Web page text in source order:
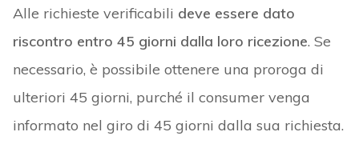
Alle richieste verificabili deve essere dato
riscontro entro 45 giorni dalla loro ricezione. Se
necessario, è possibile ottenere una proroga di
ulteriori 45 giorni, purché il consumer venga
informato nel giro di 45 giorni dalla sua richiesta.